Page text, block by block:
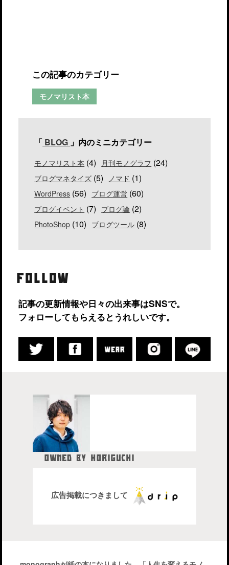
この記事のカテゴリー
モノマリスト本
「 BLOG 」内のミニカテゴリー
モノマリスト本 (4) 月刊モノグラフ (24)
ブログマネタイズ (5) ノマド (1)
WordPress (56) ブログ運営 (60)
ブログイベント (7) ブログ論 (2)
PhotoShop (10) ブログツール (8)
FOLLOW
記事の更新情報や日々の出来事はSNSで。
フォローしてもらえるとうれしいです。
OWNED BY HORIGUCHI
株式会社drip代表取締役社長
広告掲載につきまして